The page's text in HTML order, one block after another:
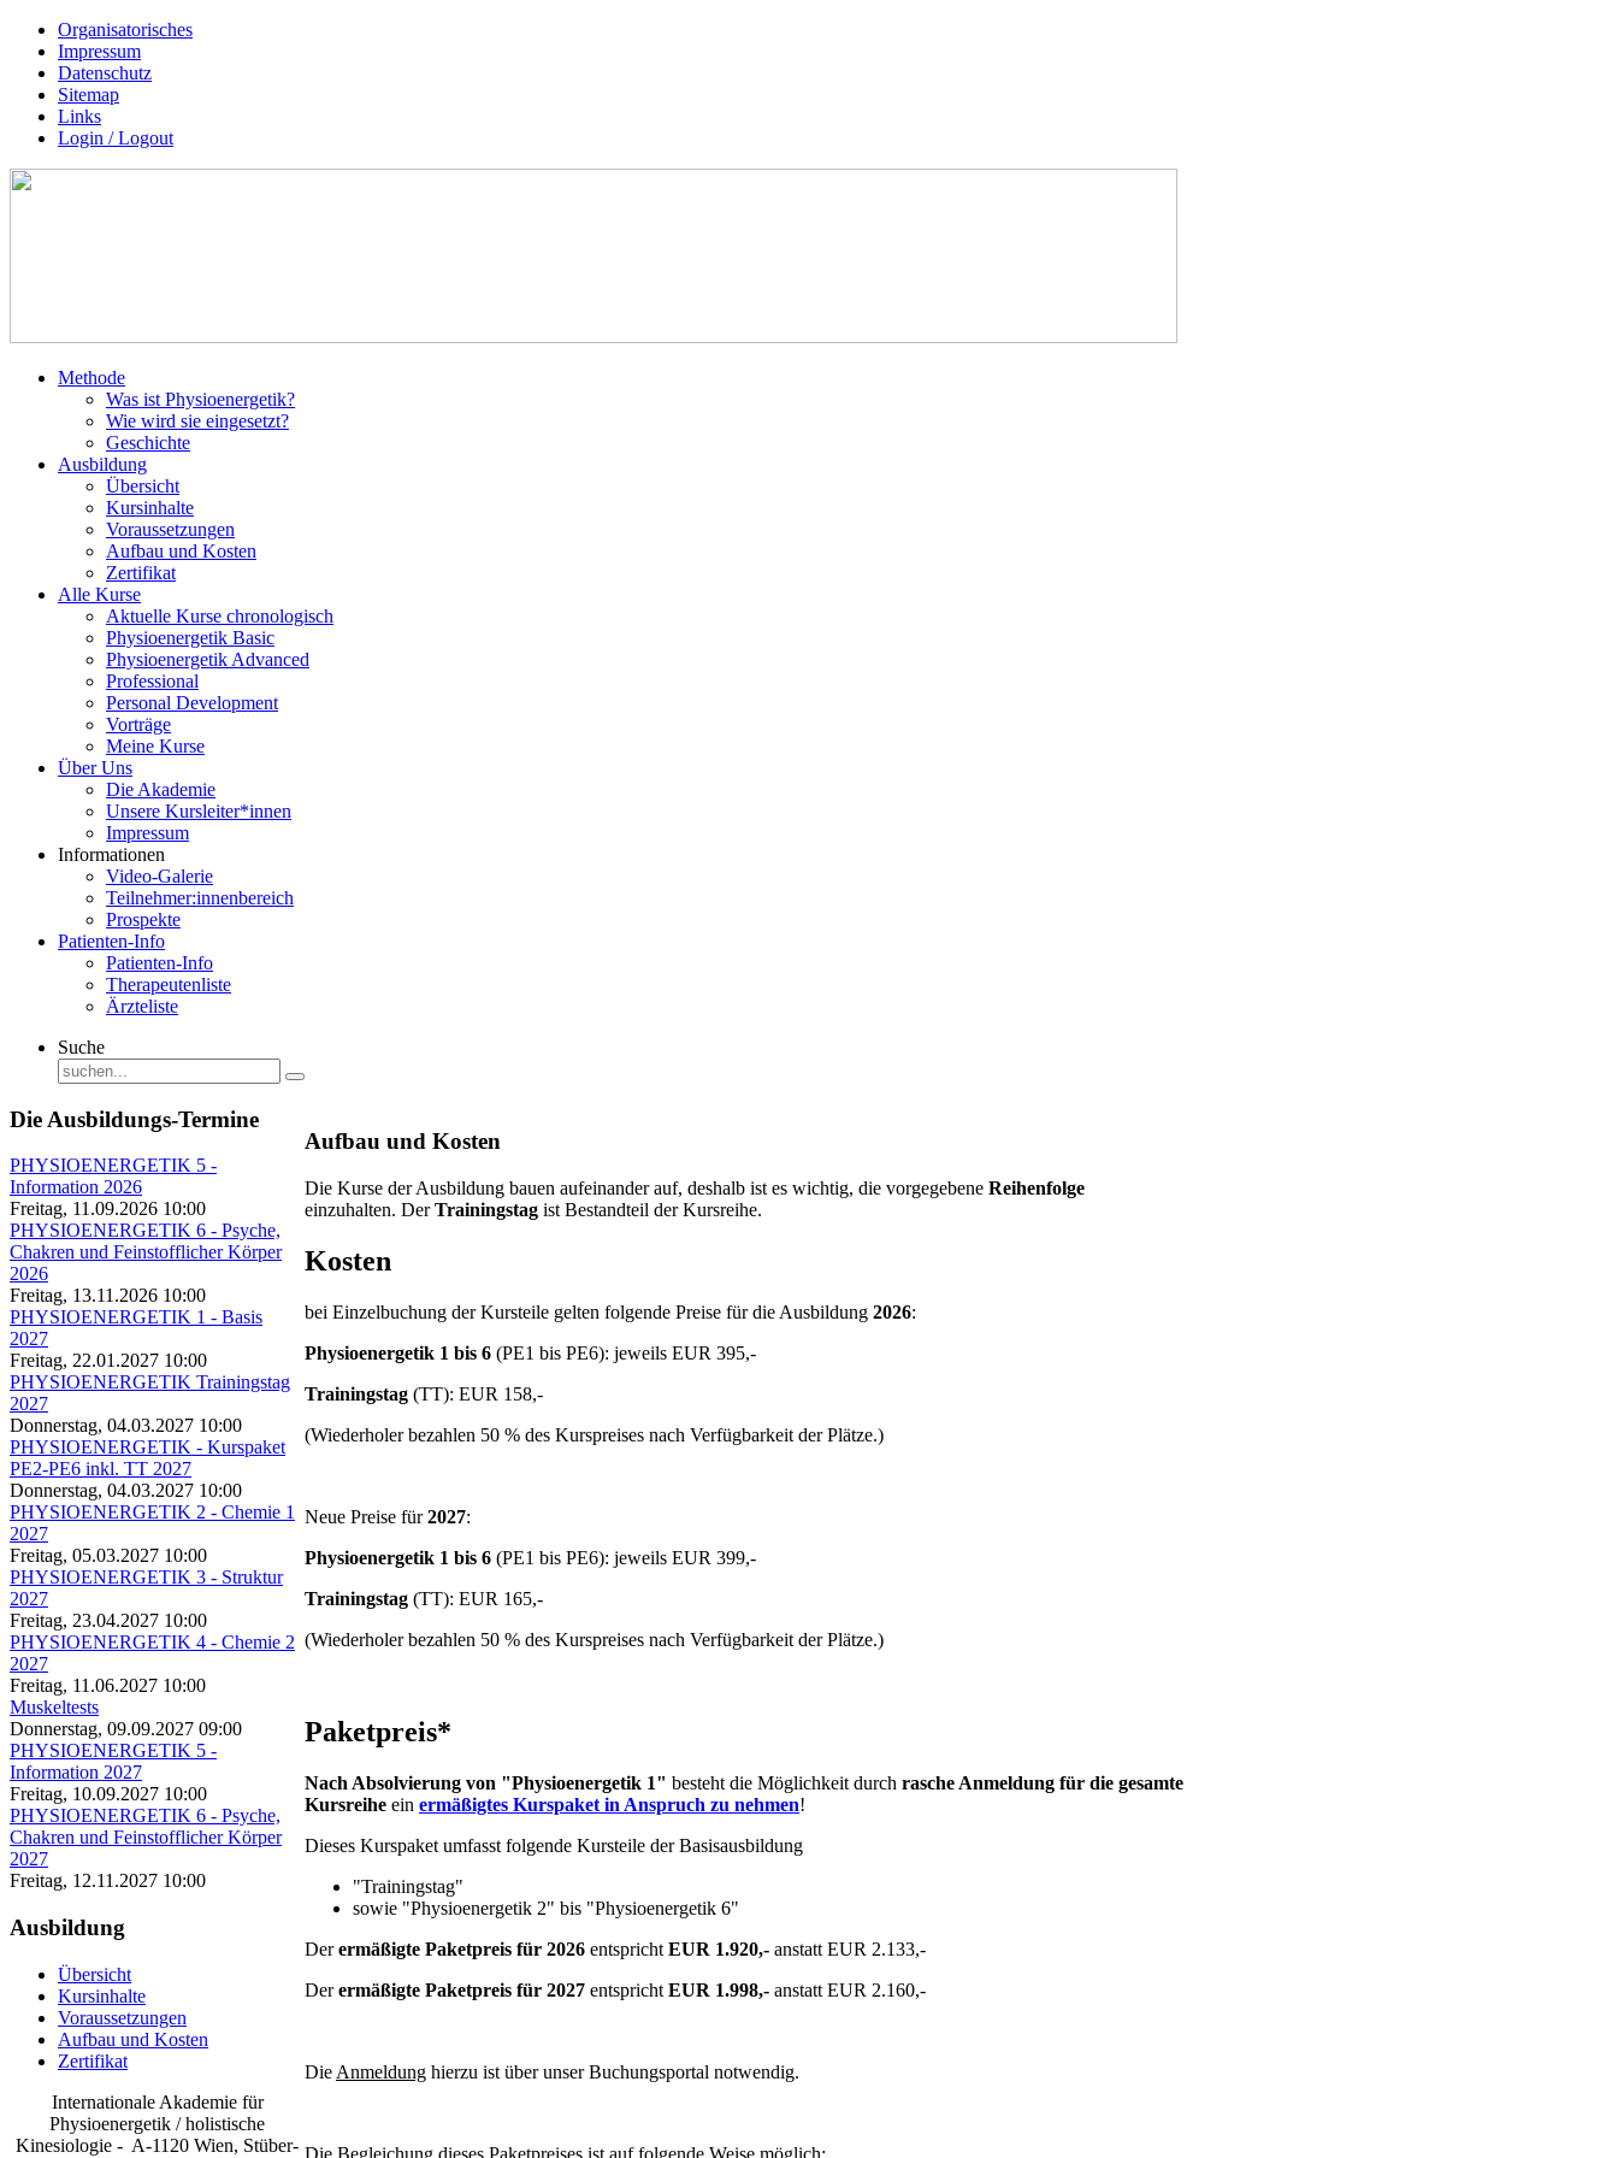
Organisatorisches
Impressum
Datenschutz
Sitemap
Links
Login / Logout
Methode
Was ist Physioenergetik?
Wie wird sie eingesetzt?
Geschichte
Ausbildung
Übersicht
Kursinhalte
Voraussetzungen
Aufbau und Kosten
Zertifikat
Alle Kurse
Aktuelle Kurse chronologisch
Physioenergetik Basic
Physioenergetik Advanced
Professional
Personal Development
Vorträge
Meine Kurse
Über Uns
Die Akademie
Unsere Kursleiter*innen
Impressum
Informationen
Video-Galerie
Teilnehmer:innenbereich
Prospekte
Patienten-Info
Patienten-Info
Therapeutenliste
Ärzteliste
Suche
Aufbau und Kosten
Die Kurse der Ausbildung bauen aufeinander auf, deshalb ist es wichtig, die vorgegebene Reihenfolge
einzuhalten. DerTrainingstag ist Bestandteil der Kursreihe.
Kosten
bei Einzelbuchung der Kursteile gelten folgende Preise für die Ausbildung 2026:
Physioenergetik 1 bis 6 (PE1 bis PE6): jeweils EUR 395,-
Trainingstag (TT): EUR 158,-
(Wiederholer bezahlen 50 % des Kurspreises nach Verfügbarkeit der Plätze.)
Neue Preise für2027:
Physioenergetik 1 bis 6 (PE1 bis PE6): jeweils EUR 399,-
Trainingstag (TT): EUR 165,-
(Wiederholer bezahlen 50 % des Kurspreises nach Verfügbarkeit der Plätze.)
Paketpreis*
Nach Absolvierung von "Physioenergetik 1" besteht die Möglichkeit durch rasche Anmeldung für die gesamte
Kursreihe ein ermäßigtes Kurspaket in Anspruch zu nehmen!
Dieses Kurspaket umfasst folgende Kursteile der Basisausbildung
"Trainingstag"
sowie "Physioenergetik 2" bis "Physioenergetik 6"
Derermäßigte Paketpreis für 2026 entspricht EUR 1.920,- anstatt EUR 2.133,-
Derermäßigte Paketpreis für 2027 entspricht EUR 1.998,- anstatt EUR 2.160,-
Die Anmeldung hierzu ist über unser Buchungsportal notwendig.
Die Begleichung dieses Paketpreises ist auf folgende Weise möglich:
Die Ausbildungs-Termine
PHYSIOENERGETIK 5 -
Information 2026
Freitag, 11.09.2026 10:00
PHYSIOENERGETIK 6 - Psyche,
Chakren und Feinstofflicher Körper
2026
Freitag, 13.11.2026 10:00
PHYSIOENERGETIK 1 - Basis
2027
Freitag, 22.01.2027 10:00
PHYSIOENERGETIK Trainingstag
2027
Donnerstag, 04.03.2027 10:00
PHYSIOENERGETIK - Kurspaket
PE2-PE6 inkl. TT 2027
Donnerstag, 04.03.2027 10:00
PHYSIOENERGETIK 2 - Chemie 1
2027
Freitag, 05.03.2027 10:00
PHYSIOENERGETIK 3 - Struktur
2027
Freitag, 23.04.2027 10:00
PHYSIOENERGETIK 4 - Chemie 2
2027
Freitag, 11.06.2027 10:00
Muskeltests
Donnerstag, 09.09.2027 09:00
PHYSIOENERGETIK 5 -
Information 2027
Freitag, 10.09.2027 10:00
PHYSIOENERGETIK 6 - Psyche,
Chakren und Feinstofflicher Körper
2027
Freitag, 12.11.2027 10:00
Ausbildung
Übersicht
Kursinhalte
Voraussetzungen
Aufbau und Kosten
Zertifikat
Internationale Akademie für
Physioenergetik / holistische
Kinesiologie - A-1120 Wien, Stüber-